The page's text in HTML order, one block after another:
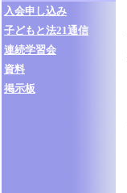
入会申し込み
子どもと法21通信
連続学習会
資料
掲示板